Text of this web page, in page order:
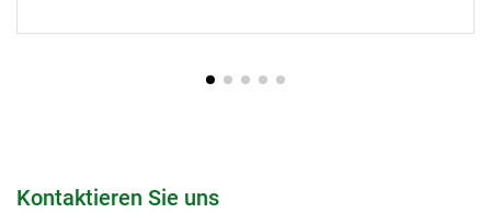
Kontaktieren Sie uns